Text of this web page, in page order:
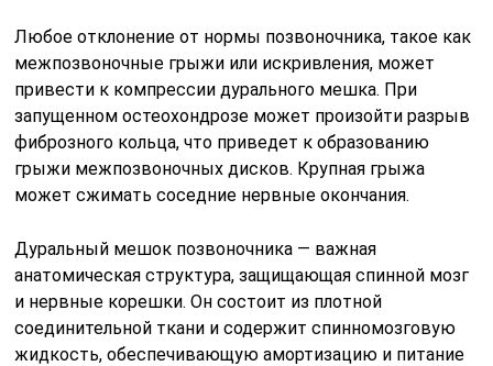
Любое отклонение от нормы позвоночника, такое как
межпозвоночные грыжи или искривления, может
привести к компрессии дурального мешка. При
запущенном остеохондрозе может произойти разрыв
фиброзного кольца, что приведет к образованию
грыжи межпозвоночных дисков. Крупная грыжа
может сжимать соседние нервные окончания.
Дуральный мешок позвоночника — важная
анатомическая структура, защищающая спинной мозг
и нервные корешки. Он состоит из плотной
соединительной ткани и содержит спинномозговую
жидкость, обеспечивающую амортизацию и питание